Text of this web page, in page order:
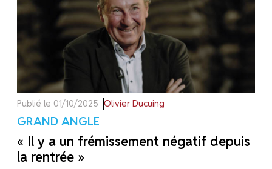
Publié le 01/10/2025 Olivier Ducuing
GRAND ANGLE
« Il y a un frémissement négatif depuis
la rentrée »